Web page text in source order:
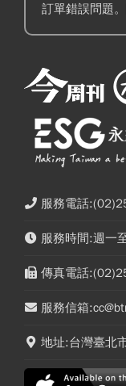
訂單錯誤問題
服務電話
服務時間:週一
傳真電話
服務信箱
地址:台灣臺北